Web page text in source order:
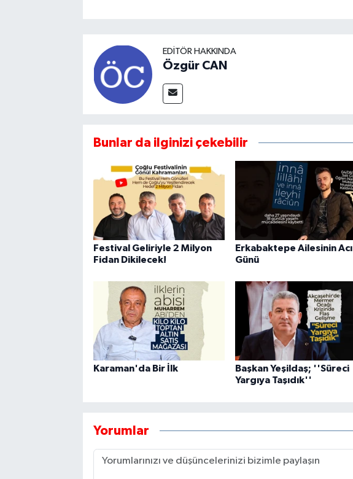
EDITÖR HAKKINDA
Özgür CAN
Bunlar da ilginizi çekebilir
Festival Geliriyle 2 Milyon
Fidan Dikilecek!
Erkabaktepe Ailesinin Acı
Günü
Karaman'da Bir İlk
Başkan Yeşildaş; ''Süreci
Yargıya Taşıdık''
Yorumlar